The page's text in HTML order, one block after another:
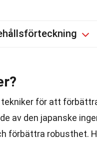
för att
av den japanske
förbättra robusthet.